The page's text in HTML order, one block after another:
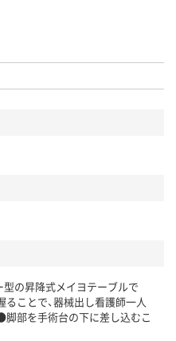
の昇降式メイヨテーブルで
ことで、器械出し看護師一人
部を手術台の下に差し込むこ